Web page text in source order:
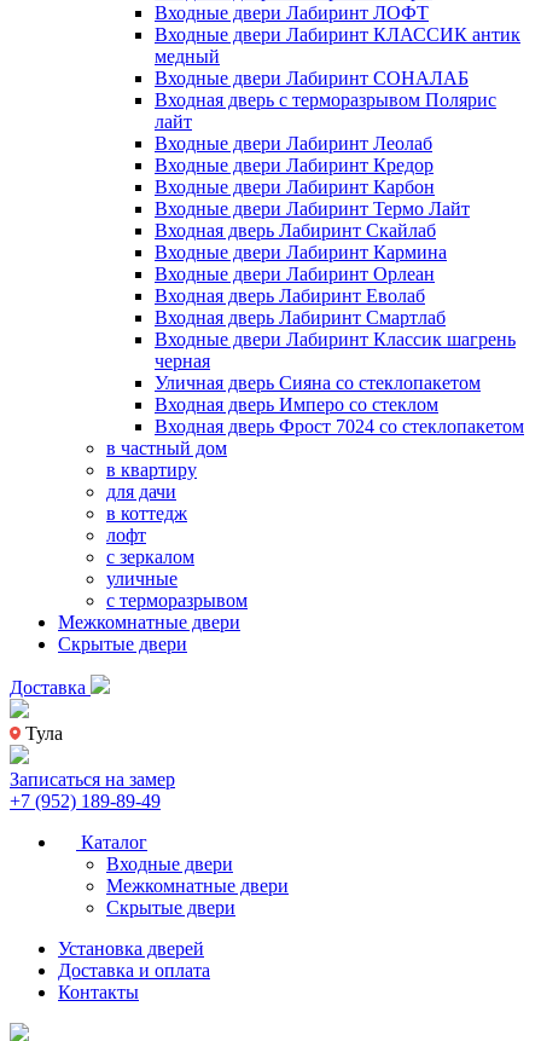
Входные двери Лабиринт ЛОФТ
Входные двери Лабиринт КЛАССИК антик
медный
Входные двери Лабиринт СОНАЛАБ
Входная дверь с терморазрывом Полярис
лайт
Входные двери Лабиринт Леолаб
Входные двери Лабиринт Кредор
Входные двери Лабиринт Карбон
Входные двери Лабиринт Термо Лайт
Входная дверь Лабиринт Скайлаб
Входные двери Лабиринт Кармина
Входные двери Лабиринт Орлеан
Входная дверь Лабиринт Еволаб
Входная дверь Лабиринт Смартлаб
Входные двери Лабиринт Классик шагрень
черная
Уличная дверь Сияна со стеклопакетом
Входная дверь Имперо со стеклом
Входная дверь Фрост 7024 со стеклопакетом
в частный дом
в квартиру
для дачи
в коттедж
лофт
с зеркалом
уличные
с терморазрывом
Межкомнатные двери
Скрытые двери
Доставка
Тула
Записаться на замер
+7 (952) 189-89-49
Каталог
Входные двери
Межкомнатные двери
Скрытые двери
Установка дверей
Доставка и оплата
Контакты